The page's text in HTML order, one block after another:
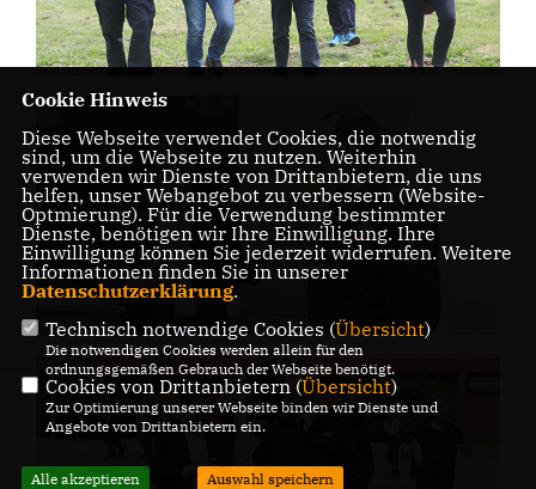
Cookie Hinweis
Diese Webseite verwendet Cookies, die notwendig
sind, um die Webseite zu nutzen. Weiterhin
verwenden wir Dienste von Drittanbietern, die uns
helfen, unser Webangebot zu verbessern (Website-
Optmierung). Für die Verwendung bestimmter
Dienste, benötigen wir Ihre Einwilligung. Ihre
Einwilligung können Sie jederzeit widerrufen. Weitere
Informationen finden Sie in unserer
Datenschutzerklärung.
Technisch notwendige Cookies (Übersicht)
Die notwendigen Cookies werden allein für den
ordnungsgemäßen Gebrauch der Webseite benötigt.
Cookies von Drittanbietern (Übersicht)
Zur Optimierung unserer Webseite binden wir Dienste und
Angebote von Drittanbietern ein.
Alle akzeptieren Auswahl speichern